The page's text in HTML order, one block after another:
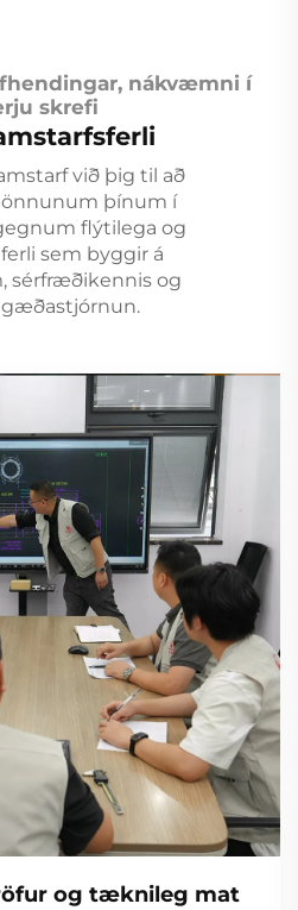
nákvæmni í
skrefi
við þig til að
þínum í
flýtilega og
sem byggir á
sérfræðikennis og
og tæknileg mat